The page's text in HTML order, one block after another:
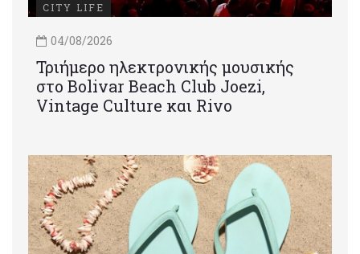
CITY LIFE
04/08/2026
Τριήμερο ηλεκτρονικής μουσικής
στο Bolivar Beach Club Joezi,
Vintage Culture και Rivo